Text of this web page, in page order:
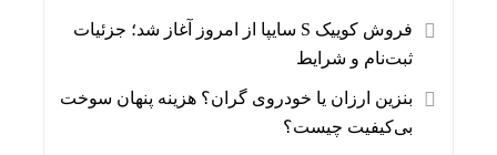
فروش کوییک S سایپا از امروز آغاز شد؛ جزئیات
ثبت‌نام و شرایط
بنزین ارزان یا خودروی گران؟ هزینه پنهان سوخت
بی‌کیفیت چیست؟